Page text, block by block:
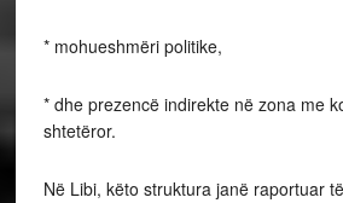
* mohueshmëri politike,
* dhe prezencë indirekte në zona me
shtetëror.
Në Libi, këto struktura janë raportuar